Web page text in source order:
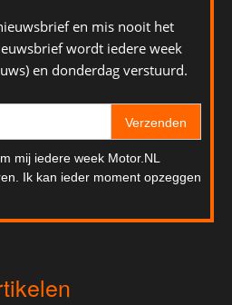
en mis nooit het
wordt iedere week
en donderdag verstuurd.
Verzenden
mij iedere week Motor.NL
Ik kan ieder moment opzeggen